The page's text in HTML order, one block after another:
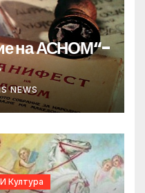
на АСНОМ“-
NEWS
Култура